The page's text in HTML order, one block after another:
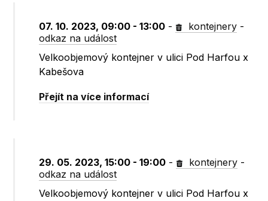
07. 10. 2023, 09:00 - 13:00 - kontejnery -
odkaz na událost
Velkoobjemový kontejner v ulici Pod Harfou x
Kabešova
Přejít na více informací
29. 05. 2023, 15:00 - 19:00 - kontejnery -
odkaz na událost
Velkoobjemový kontejner v ulici Pod Harfou x